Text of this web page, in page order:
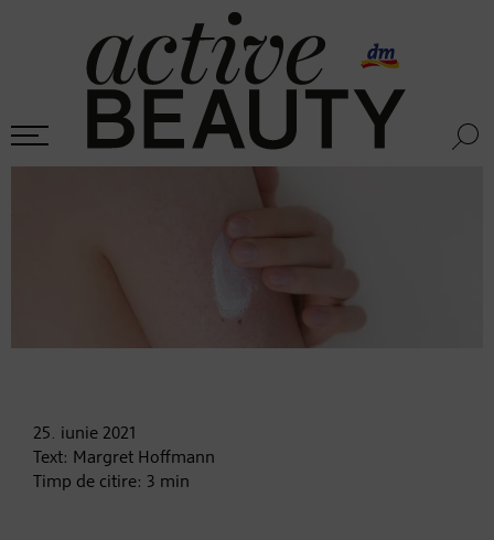
25. iunie 2021
Text: Margret Hoffmann
Timp de citire: 3 min